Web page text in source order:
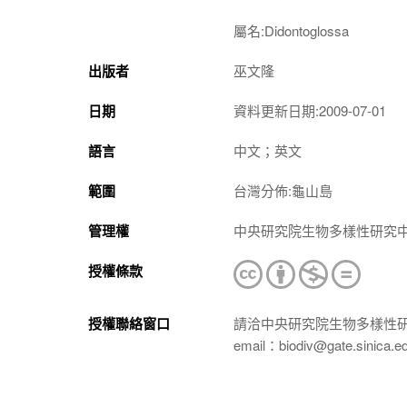
屬名:Didontoglossa
出版者 巫文隆
日期 資料更新日期:2009-07-01
語言 中文；英文
範圍 台灣分佈:龜山島
管理權 中央研究院生物多樣性研究
授權條款
授權聯絡窗口
請洽中央研究院生物多樣性
email：